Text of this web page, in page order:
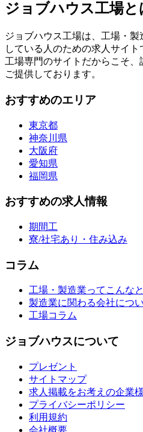
ジョブハウス工場と
ジョブハウス工場は、工場・
している人のための求人サイト
工場専門のサイトだからこそ
ご提供しております。
おすすめのエリア
東京都
神奈川県
大阪府
愛知県
福岡県
おすすめの求人情報
期間工
寮/社宅あり・住み込み
コラム
工場・製造業ってこんな
製造業に関わる会社につ
工場コラム
ジョブハウスについて
プレゼント
サイトマップ
求人掲載をお考えの企業様
プライバシーポリシー
利用規約
会社概要